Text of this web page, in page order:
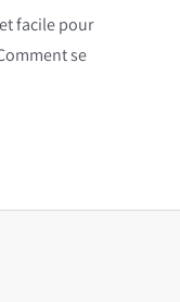
facile pour
se